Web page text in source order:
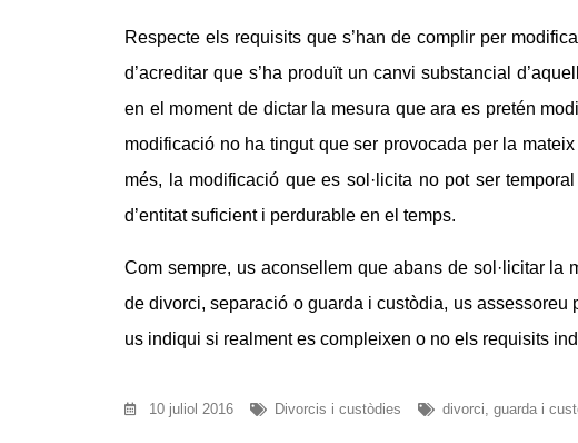
Respecte els requisits que s’han de complir per
d’acreditar que s’ha produït un canvi substancial
en el moment de dictar la mesura que ara es pretén
modificació no ha tingut que ser provocada per la
més, la modificació que es sol·licita no pot ser
d’entitat suficient i perdurable en el temps.
Com sempre, us aconsellem que abans de sol·licitar la
de divorci, separació o guarda i custòdia, us
us indiqui si realment es compleixen o no els requisits
10 juliol 2016 Divorcis i custòdies divorci, guarda i